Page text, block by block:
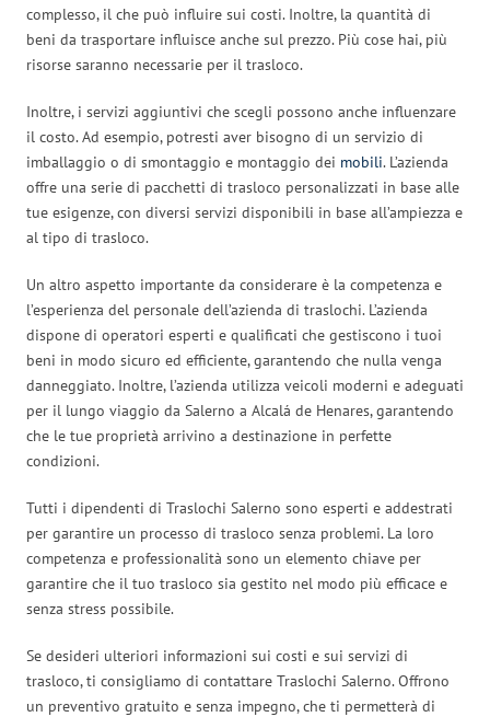
complesso, il che può influire sui costi. Inoltre, la quantità di
beni da trasportare influisce anche sul prezzo. Più cose hai, più
risorse saranno necessarie per il trasloco.
Inoltre, i servizi aggiuntivi che scegli possono anche influenzare
il costo. Ad esempio, potresti aver bisogno di un servizio di
imballaggio o di smontaggio e montaggio dei mobili. L’azienda
offre una serie di pacchetti di trasloco personalizzati in base alle
tue esigenze, con diversi servizi disponibili in base all’ampiezza e
al tipo di trasloco.
Un altro aspetto importante da considerare è la competenza e
l’esperienza del personale dell’azienda di traslochi. L’azienda
dispone di operatori esperti e qualificati che gestiscono i tuoi
beni in modo sicuro ed efficiente, garantendo che nulla venga
danneggiato. Inoltre, l’azienda utilizza veicoli moderni e adeguati
per il lungo viaggio da Salerno a Alcalá de Henares, garantendo
che le tue proprietà arrivino a destinazione in perfette
condizioni.
Tutti i dipendenti di Traslochi Salerno sono esperti e addestrati
per garantire un processo di trasloco senza problemi. La loro
competenza e professionalità sono un elemento chiave per
garantire che il tuo trasloco sia gestito nel modo più efficace e
senza stress possibile.
Se desideri ulteriori informazioni sui costi e sui servizi di
trasloco, ti consigliamo di contattare Traslochi Salerno. Offrono
un preventivo gratuito e senza impegno, che ti permetterà di